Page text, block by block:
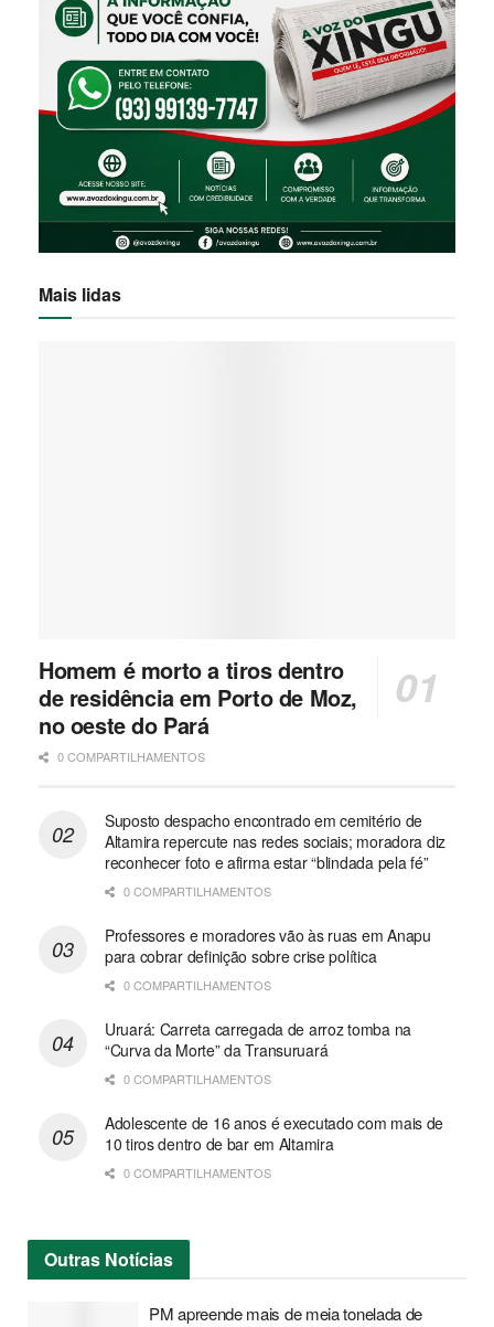
Mais lidas
Homem é morto a tiros dentro
de residência em Porto de Moz,
no oeste do Pará
0 COMPARTILHAMENTOS
Suposto despacho encontrado em cemitério de
Altamira repercute nas redes sociais; moradora diz
reconhecer foto e afirma estar “blindada pela fé”
0 COMPARTILHAMENTOS
Professores e moradores vão às ruas em Anapu
para cobrar definição sobre crise política
0 COMPARTILHAMENTOS
Uruará: Carreta carregada de arroz tomba na
“Curva da Morte” da Transuruará
0 COMPARTILHAMENTOS
Adolescente de 16 anos é executado com mais de
10 tiros dentro de bar em Altamira
0 COMPARTILHAMENTOS
Outras Notícias
PM apreende mais de meia tonelada de